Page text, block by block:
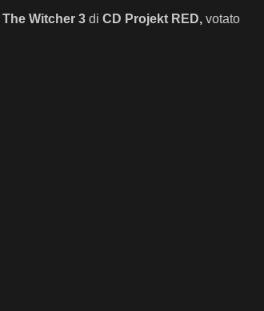
The Witcher 3 di CD Projekt RED, votato